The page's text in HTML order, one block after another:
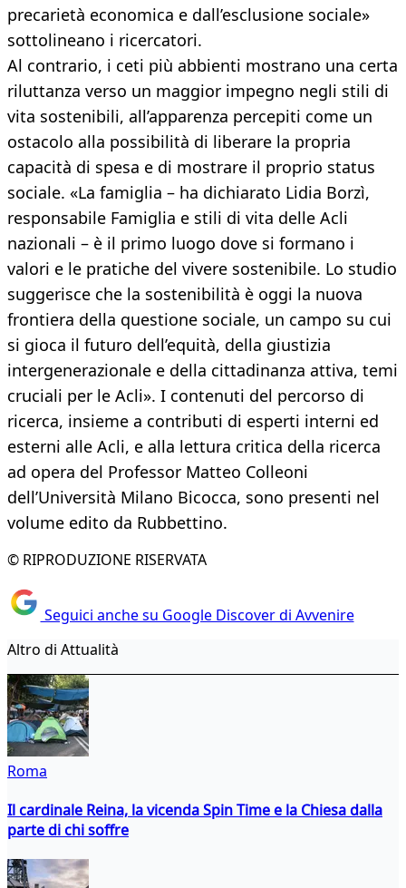
precarietà economica e dall’esclusione sociale»
sottolineano i ricercatori.
Al contrario, i ceti più abbienti mostrano una certa
riluttanza verso un maggior impegno negli stili di
vita sostenibili, all’apparenza percepiti come un
ostacolo alla possibilità di liberare la propria
capacità di spesa e di mostrare il proprio status
sociale. «La famiglia – ha dichiarato Lidia Borzì,
responsabile Famiglia e stili di vita delle Acli
nazionali – è il primo luogo dove si formano i
valori e le pratiche del vivere sostenibile. Lo studio
suggerisce che la sostenibilità è oggi la nuova
frontiera della questione sociale, un campo su cui
si gioca il futuro dell’equità, della giustizia
intergenerazionale e della cittadinanza attiva, temi
cruciali per le Acli». I contenuti del percorso di
ricerca, insieme a contributi di esperti interni ed
esterni alle Acli, e alla lettura critica della ricerca
ad opera del Professor Matteo Colleoni
dell’Università Milano Bicocca, sono presenti nel
volume edito da Rubbettino.
© RIPRODUZIONE RISERVATA
Seguici anche su Google Discover di Avvenire
Altro di Attualità
Roma
Il cardinale Reina, la vicenda Spin Time e la Chiesa dalla
parte di chi soffre